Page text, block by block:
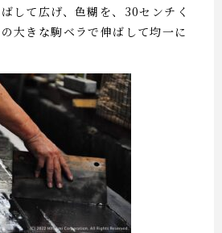
して広げ、色糊を、30センチく
大きな駒ベラで伸ばして均一に